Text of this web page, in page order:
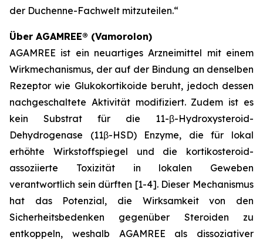
der Duchenne-Fachwelt mitzuteilen.“
Über AGAMREE® (Vamorolon)
AGAMREE ist ein neuartiges Arzneimittel mit einem
Wirkmechanismus, der auf der Bindung an denselben
Rezeptor wie Glukokortikoide beruht, jedoch dessen
nachgeschaltete Aktivität modifiziert. Zudem ist es
kein Substrat für die 11-β-Hydroxysteroid-
Dehydrogenase (11β-HSD) Enzyme, die für lokal
erhöhte Wirkstoffspiegel und die kortikosteroid-
assoziierte Toxizität in lokalen Geweben
verantwortlich sein dürften [1-4]. Dieser Mechanismus
hat das Potenzial, die Wirksamkeit von den
Sicherheitsbedenken gegenüber Steroiden zu
entkoppeln, weshalb AGAMREE als dissoziativer